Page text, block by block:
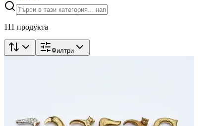
111 продукта
Филтри